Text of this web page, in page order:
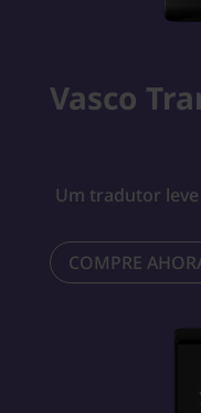
Vasco
Um tradutor
COMPRE